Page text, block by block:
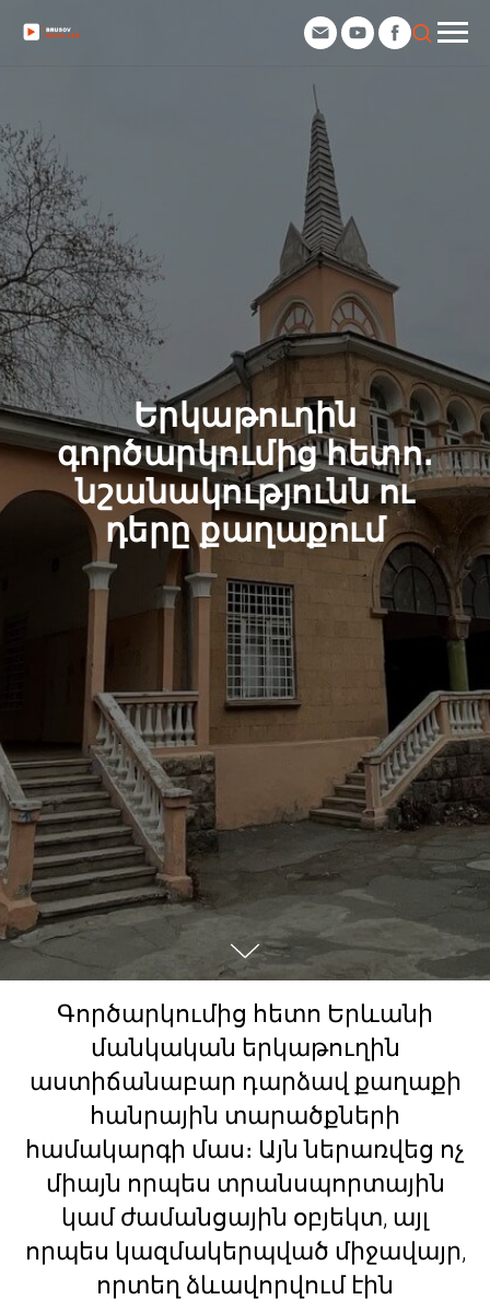
Երկաթուղին
գործարկումից հետո․
նշանակությունն ու
դերը քաղաքում
Գործարկումից հետո Երևանի
մանկական երկաթուղին
աստիճանաբար դարձավ քաղաքի
հանրային տարածքների
համակարգի մաս։ Այն ներառվեց ոչ
միայն որպես տրանսպորտային
կամ ժամանցային օբյեկտ, այլ
որպես կազմակերպված միջավայր,
որտեղ ձևավորվում էին